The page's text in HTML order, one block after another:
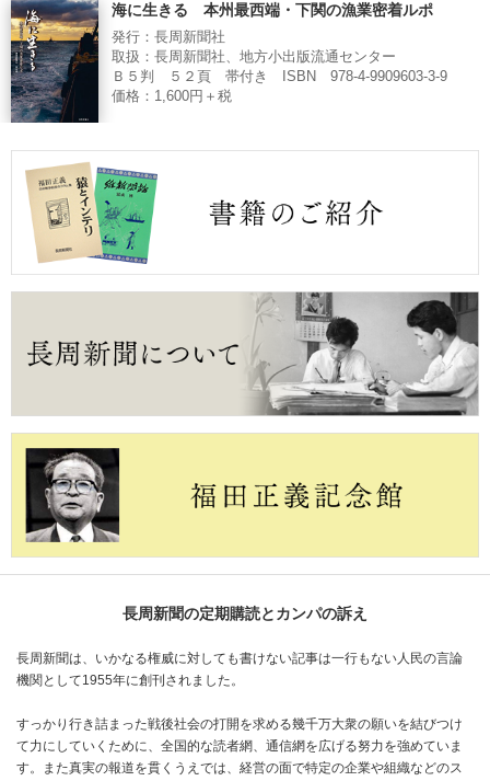
海に生きる 本州最西端・下関の漁業密着ルポ
発行：長周新聞社
取扱：長周新聞社、地方小出版流通センター
Ｂ５判 ５２頁 帯付き ISBN 978-4-9909603-3-9
価格：1,600円＋税
長周新聞の定期購読とカンパの訴え
長周新聞は、いかなる権威に対しても書けない記事は一行もない人民の言論
機関として1955年に創刊されました。
すっかり行き詰まった戦後社会の打開を求める幾千万大衆の願いを結びつけ
て力にしていくために、全国的な読者網、通信網を広げる努力を強めていま
す。また真実の報道を貫くうえでは、経営の面で特定の企業や組織などのス